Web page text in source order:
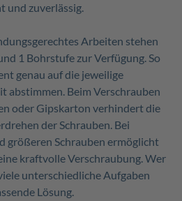
und zuverlässig.
Arbeiten stehen
1 Bohrstufe zur Verfügung. So
genau auf die jeweilige
abstimmen. Beim Verschrauben
oder Gipskarton verhindert die
der Schrauben. Bei
größeren Schrauben ermöglicht
kraftvolle Verschraubung. Wer
unterschiedliche Aufgaben
Lösung.